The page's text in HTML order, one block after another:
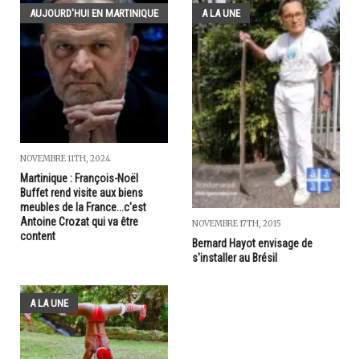
AUJOURD'HUI EN MARTINIQUE
NOVEMBRE 11TH, 2024
Martinique : François-Noël
Buffet rend visite aux biens
meubles de la France...c'est
Antoine Crozat qui va être
content
A LA UNE
NOVEMBRE 17TH, 2015
Bernard Hayot envisage de
s'installer au Brésil
A LA UNE